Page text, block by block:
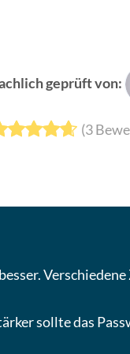
geprüft von:
(3
sollte das